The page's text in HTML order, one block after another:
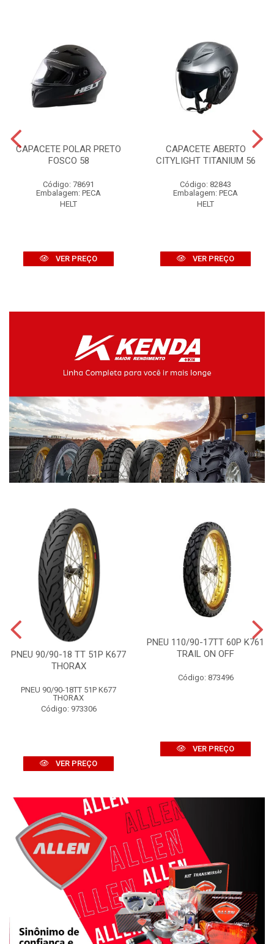
CAPACETE POLAR PRETO
FOSCO 58
Código: 78691
Embalagem: PECA
HELT
VER PREÇO
CAPACETE ABERTO
CITYLIGHT TITANIUM 56
Código: 82843
Embalagem: PECA
HELT
VER PREÇO
PNEU 90/90-18 TT 51P K677
THORAX
PNEU 90/90-18TT 51P K677
THORAX
Código: 973306
VER PREÇO
PNEU 110/90-17TT 60P K761
TRAIL ON OFF
Código: 873496
VER PREÇO